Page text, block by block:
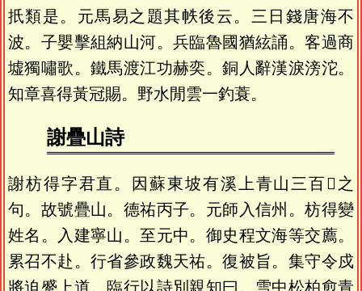
扺類是。元馬易之題其帙後云。三日錢唐海不
波。子嬰擊組納山河。兵臨魯國猶絃誦。客過商
墟獨嘯歌。鐵馬渡江功赫奕。銅人辭漢淚滂沱。
知章喜得黃冠賜。野水閒雲一釣蓑。
謝疊山詩
謝枋得字君直。因蘇東坡有溪上青山三百𤴁之
句。故號疊山。德祐丙子。元師入信州。枋得變
姓名。入建寧山。至元中。御史程文海等交薦。
累召不赴。行省參政魏天祐。復被旨。集守令戍
將迫蹙上道。臨行以詩別親知曰。雪中松柏愈青